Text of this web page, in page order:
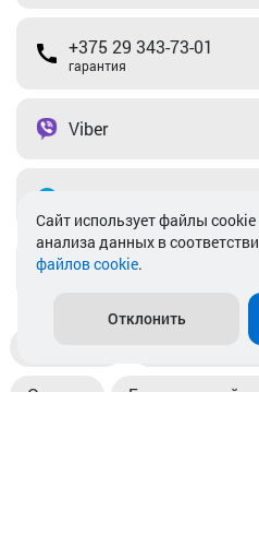
+375 29 343-73-01
гарантия
Viber
info@akkamulik.by
Пункты
Оплата Безналичный
Cайт использует файлы
анализа данных в
файлов cookie.
Отклонить